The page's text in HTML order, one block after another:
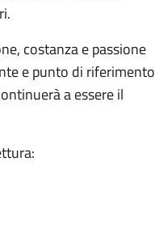
costanza e passione
e punto di riferimento
a essere il